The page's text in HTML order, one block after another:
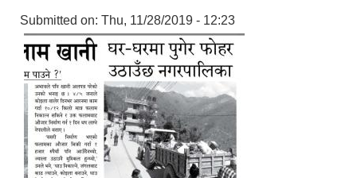
Submitted on: Thu, 11/28/2019 - 12:23